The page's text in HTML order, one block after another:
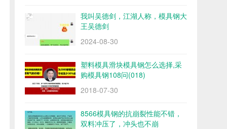
我叫吴德剑，江湖人称，模具钢大
王吴德剑
2024-08-30
塑料模具滑块模具钢怎么选择,采
购模具钢108问(018)
2018-07-30
8566模具钢的抗崩裂性能不错，
双料冲压了，冲头也不崩